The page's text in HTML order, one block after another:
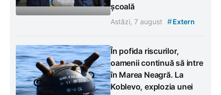
școală
Astăzi, 7 august #Extern
În pofida riscurilor,
oamenii continuă să intre
în Marea Neagră. La
Koblevo, explozia unei